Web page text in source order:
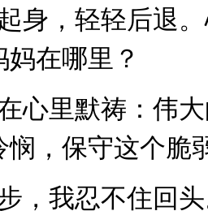
身，轻轻后退
在哪里？
心里默祷：伟
悯，保守这个脆
，我忍不住回